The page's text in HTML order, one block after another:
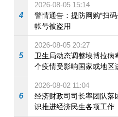
4
2026-08-05 15:14
警情通告：提防网购“扫
帐号被盗用
5
2026-08-05 20:27
卫生局动态调整埃博拉病
个疫情受影响国家或地区
施
6
2026-08-02 11:04
经济财政司司长率团队落
识推进经济民生各项工作